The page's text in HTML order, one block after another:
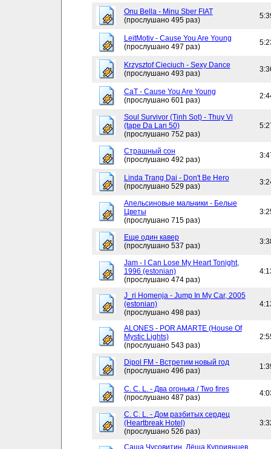
Onu Bella - Minu Sber FIAT
(прослушано 495 раз)
LeitMotiv - Cause You Are Young
(прослушано 497 раз)
Krzysztof Cieciuch - Sexy Dance
(прослушано 493 раз)
CaT - Cause You Are Young
(прослушано 601 раз)
Soul Survivor (Tinh Sot) - Thuy Vi
(tape Da Lan 50)
(прослушано 752 раз)
Страшный сон
(прослушано 492 раз)
Linda Trang Dai - Don't Be Hero
(прослушано 529 раз)
Апельсиновые мальчики - Белые
Цветы
(прослушано 715 раз)
Еще один кавер
(прослушано 537 раз)
Jam - I Can Lose My Heart Tonight,
1996 (estonian)
(прослушано 474 раз)
J_ri Homenja - Jump In My Car, 2005
(estonian)
(прослушано 498 раз)
ALONES - POR AMARTE (House Of
Mystic Lights)
(прослушано 543 раз)
Dipol FM - Встретим новый год
(прослушано 496 раз)
C. C. L. - Два огонька / Two fires
(прослушано 487 раз)
C. C. L. - Дом разбитых сердец
(Heartbreak Hotel)
(прослушано 526 раз)
Саша Чусовитин, Лёша Куприянцев